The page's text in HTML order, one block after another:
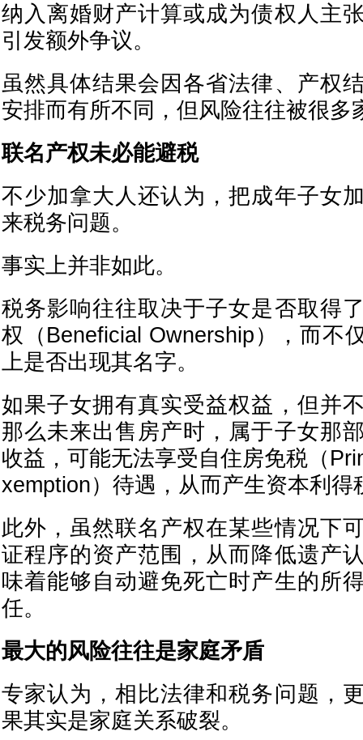
纳入离婚财产计算或成为债权人主
引发额外争议。
虽然具体结果会因各省法律、产权
安排而有所不同，但风险往往被很多
联名产权未必能避税
不少加拿大人还认为，把成年子女
来税务问题。
事实上并非如此。
税务影响往往取决于子女是否取得
权（Beneficial Ownership），而不
上是否出现其名字。
如果子女拥有真实受益权益，但并
那么未来出售房产时，属于子女那
收益，可能无法享受自住房免税（
xemption）待遇，从而产生资本利得
此外，虽然联名产权在某些情况下
证程序的资产范围，从而降低遗产
味着能够自动避免死亡时产生的所
任。
最大的风险往往是家庭矛盾
专家认为，相比法律和税务问题，
果其实是家庭关系破裂。